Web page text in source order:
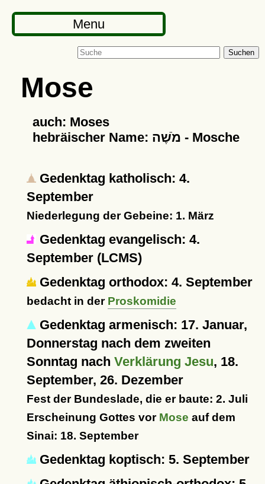
Menu
Suchen
Mose
auch: Moses
hebräischer Name: מֹשֶׁה - Mosche
Gedenktag katholisch: 4.
September
Niederlegung der Gebeine: 1. März
Gedenktag evangelisch: 4.
September (LCMS)
Gedenktag orthodox: 4. September
bedacht in der Proskomidie
Gedenktag armenisch: 17. Januar,
Donnerstag nach dem zweiten
Sonntag nach Verklärung Jesu, 18.
September, 26. Dezember
Fest der Bundeslade, die er baute: 2. Juli
Erscheinung Gottes vor Mose auf dem
Sinai: 18. September
Gedenktag koptisch: 5. September